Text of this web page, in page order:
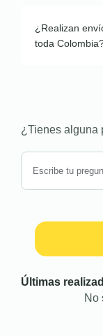
¿Realizan
toda
¿Tienes alguna
Últimas
No